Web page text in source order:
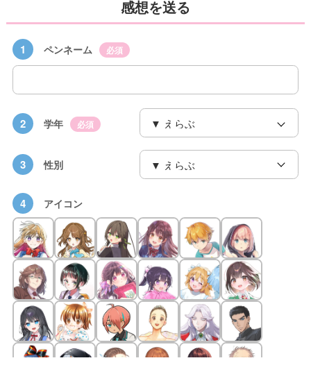
感想を送る
1 ペンネーム 必須
2 学年 必須
3 性別
4 アイコン